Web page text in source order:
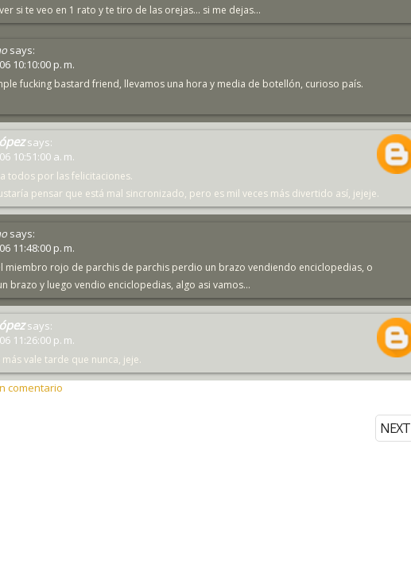
si te veo en 1 rato y te tiro de las orejas... si me dejas...
says:
10:10:00 p. m.
fucking bastard friend, llevamos una hora y media de botellón, curioso país.
says:
10:51:00 a. m.
todos por las felicitaciones.
pensar que está mal sincronizado, pero es mil veces más divertido así, jejeje.
says:
11:48:00 p. m.
miembro rojo de parchis de parchis perdio un brazo vendiendo enciclopedias, o
brazo y luego vendio enciclopedias, algo asi vamos...
says:
11:26:00 p. m.
más vale tarde que nunca, jeje.
comentario
NEXT